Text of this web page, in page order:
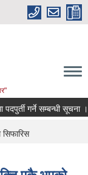
गर्ने सम्बन्धी सूचना ।